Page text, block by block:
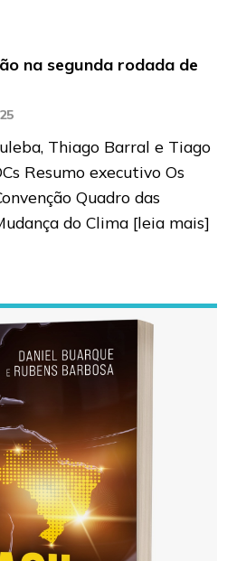
na segunda rodada de
Thiago Barral e Tiago
Resumo executivo Os
Quadro das
do Clima [leia mais]